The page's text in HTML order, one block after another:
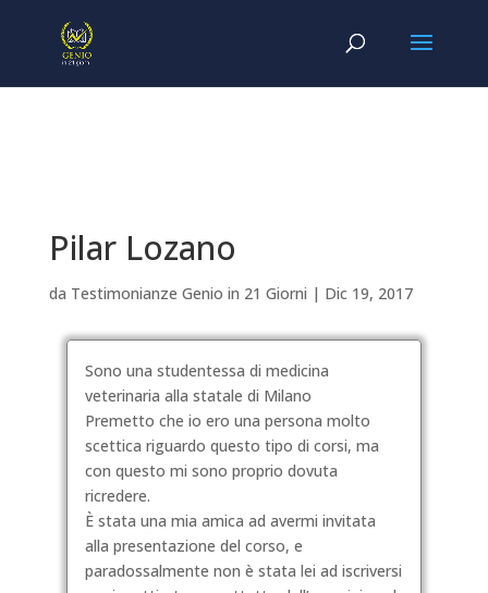
Pilar Lozano
da Testimonianze Genio in 21 Giorni | Dic 19, 2017
Sono una studentessa di medicina
veterinaria alla statale di Milano
Premetto che io ero una persona molto
scettica riguardo questo tipo di corsi, ma
con questo mi sono proprio dovuta
ricredere.
È stata una mia amica ad avermi invitata
alla presentazione del corso, e
paradossalmente non è stata lei ad iscriversi